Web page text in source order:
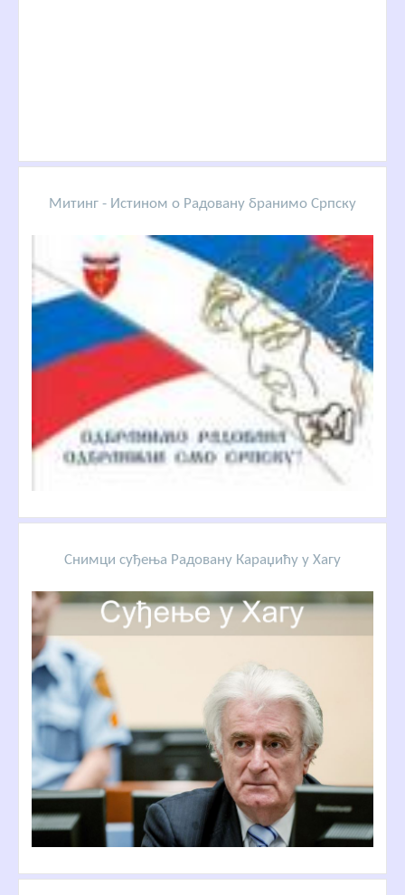
Митинг - Истином о Радовану бранимо Српску
Снимци суђења Радовану Караџићу у Хагу